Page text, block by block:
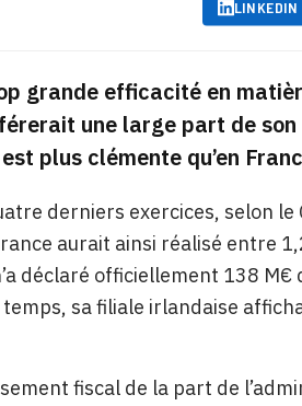
LINKEDIN
grande efficacité en
une large part de
plus clémente qu’en
derniers exercices, selon le
aurait ainsi réalisé entre
déclaré officiellement 138 M€
sa filiale irlandaise
fiscal de la part de